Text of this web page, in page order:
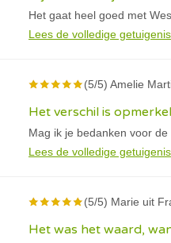
Het gaat heel goed met
Lees de volledige getuigenis
(5/5) Amelie
Het verschil is
Mag ik je bedanken voor
Lees de volledige getuigenis
(5/5) Marie uit
Het was het waard,